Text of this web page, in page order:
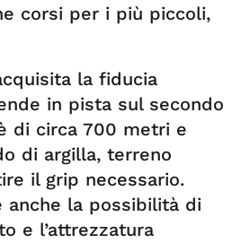
corsi per i più piccoli,
la fiducia
in pista sul secondo
di circa 700 metri e
di argilla, terreno
il grip necessario.
anche la possibilità di
e l’attrezzatura